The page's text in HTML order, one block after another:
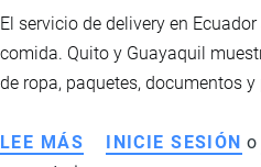
ECONOMÍA
CIRCULAR
E
El servicio de delivery en
comida. Quito y Guayaquil
de ropa, paquetes, documentos
LEE MÁS SOBRE
INICIE SESIÓN o